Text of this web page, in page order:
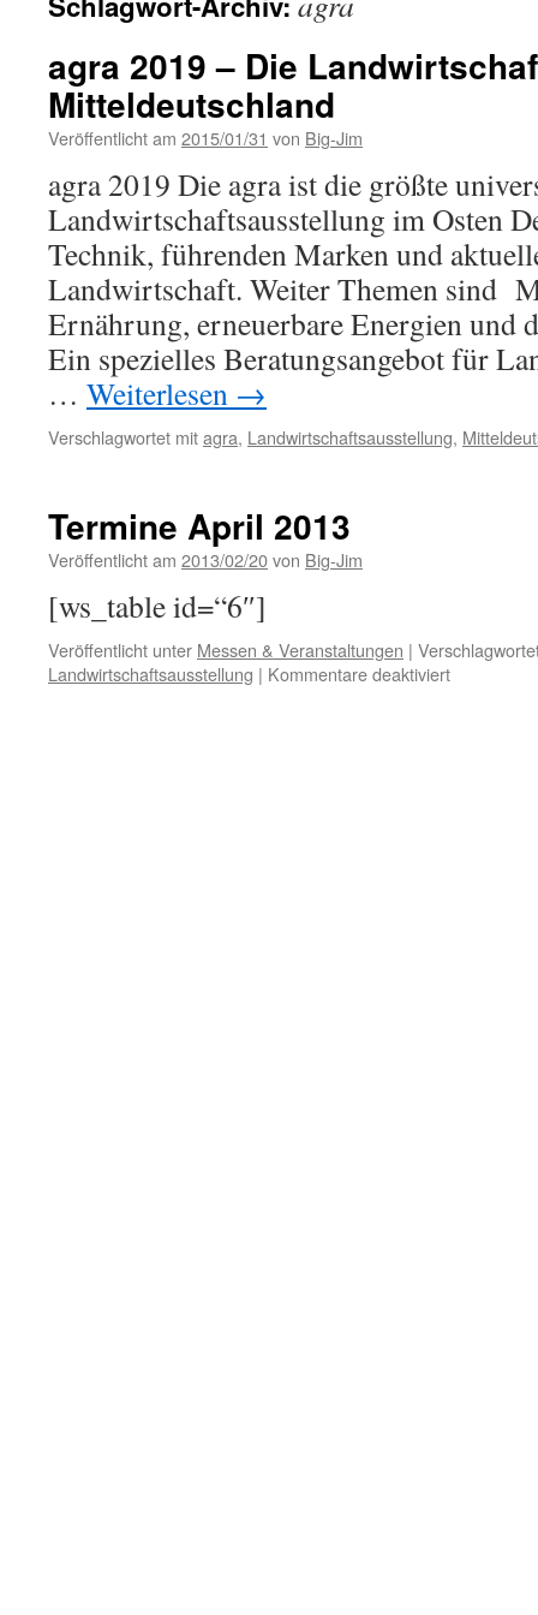
agra 2019 – Die
Mitteldeutschland
Veröffentlicht am 2015/01/31 von Big-Jim
agra 2019 Die agra ist die größte
Landwirtschaftsausstellung im Osten
Technik, führenden Marken und
Landwirtschaft. Weiter Themen sind
Ernährung, erneuerbare Energien und
Ein spezielles Beratungsangebot für
… Weiterlesen →
Verschlagwortet mitagra, Landwirtschaftsausstellung,
Termine April 2013
Veröffentlicht am 2013/02/20von Big-Jim
[ws_table id=“6″]
Veröffentlicht unter Messen & Veranstaltungen |
Landwirtschaftsausstellung | Kommentare deaktiviertfür